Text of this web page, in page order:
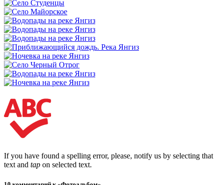
If you have found a spelling error, please, notify us by selecting that
text and tap on selected text.